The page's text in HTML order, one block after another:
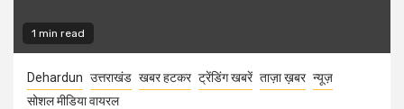
1 min read
Dehardun उत्तराखंड खबर हटकर ट्रेंडिंग खबरें ताज़ा ख़बर न्यूज़
सोशल मीडिया वायरल